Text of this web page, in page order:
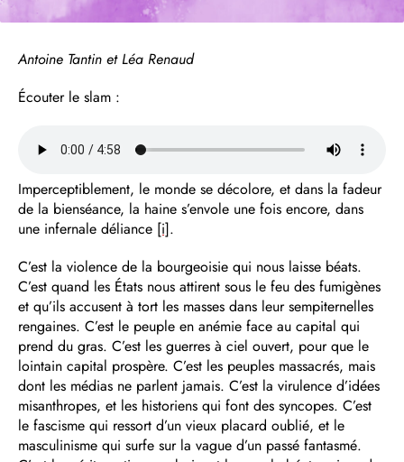
Antoine Tantin et Léa Renaud
Écouter le slam :
Imperceptiblement, le monde se décolore, et dans la fadeur
de la bienséance, la haine s’envole une fois encore, dans
une infernale déliance [i].
C’est la violence de la bourgeoisie qui nous laisse béats.
C’est quand les États nous attirent sous le feu des fumigènes
et qu’ils accusent à tort les masses dans leur sempiternelles
rengaines. C’est le peuple en anémie face au capital qui
prend du gras. C’est les guerres à ciel ouvert, pour que le
lointain capital prospère. C’est les peuples massacrés, mais
dont les médias ne parlent jamais. C’est la virulence d’idées
misanthropes, et les historiens qui font des syncopes. C’est
le fascisme qui ressort d’un vieux placard oublié, et le
masculinisme qui surfe sur la vague d’un passé fantasmé.